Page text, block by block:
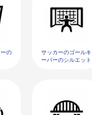
の
サッカーのゴールキ
ーパーのシルエット